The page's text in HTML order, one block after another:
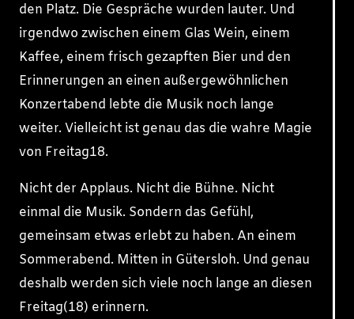
den Platz. Die Gespräche wurden lauter. Und
irgendwo zwischen einem Glas Wein, einem
Kaffee, einem frisch gezapften Bier und den
Erinnerungen an einen außergewöhnlichen
Konzertabend lebte die Musik noch lange
weiter. Vielleicht ist genau das die wahre Magie
von Freitag18.
Nicht der Applaus. Nicht die Bühne. Nicht
einmal die Musik. Sondern das Gefühl,
gemeinsam etwas erlebt zu haben. An einem
Sommerabend. Mitten in Gütersloh. Und genau
deshalb werden sich viele noch lange an diesen
Freitag(18) erinnern.